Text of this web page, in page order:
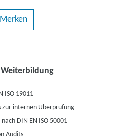
Merken
ISO 19011
zur internen Überprüfung
DIN EN ISO 50001
Audits